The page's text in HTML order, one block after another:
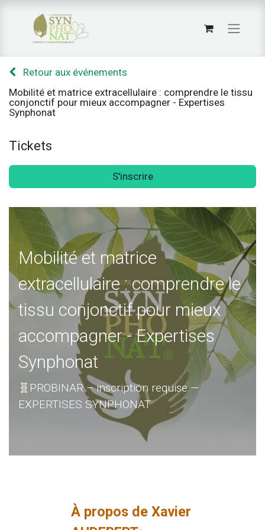
Retour aux événements
Mobilité et matrice extracellulaire : comprendre le tissu
conjonctif pour mieux accompagner - Expertises
Synphonat
Tickets
S'inscrire
Mobilité et matrice
extracellulaire : comprendre le
tissu conjonctif pour mieux
accompagner - Expertises
Synphonat
🧬PROBINAR – inscription requise —
EXPERTISES SYNPHONAT
Àpropos de Xavier